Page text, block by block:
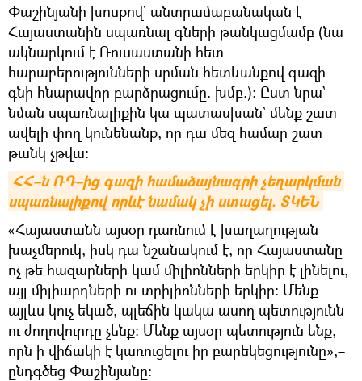
Փաշինյանի խոսքով` անտրամաբանական է
Հայաստանին սպառնալ գների թանկացմամբ (նա
ակնարկում է Ռուսաստանի հետ
հարաբերությունների սրման հետևանքով գազի
գնի հնարավոր բարձրացումը. խմբ.)։ Ըստ նրա`
նման սպառնալիքին կա պատասխան` մենք շատ
ավելի փող կունենանք, որ դա մեզ համար շատ
թանկ չթվա։
ՀՀ–ն ՌԴ–ից գազի համաձայնագրի չեղարկման
սպառնալիքով որևէ նամակ չի ստացել. ՏԿԵՆ
«Հայաստանն այսօր դառնում է խաղաղության
խաչմերուկ, իսկ դա նշանակում է, որ Հայաստանը
ոչ թե հազարների կամ միլիոնների երկիր է լինելու,
այլ միլիարդների ու տրիլիոնների երկիր։ Մենք
այլևս կուչ եկած, պլեճին կակա ասող պետությունն
ու ժողովուրդը չենք։ Մենք այսօր պետություն ենք,
որն ի վիճակի է կառուցելու իր բարեկեցությունը»,–
ընդգծեց Փաշինյանը։